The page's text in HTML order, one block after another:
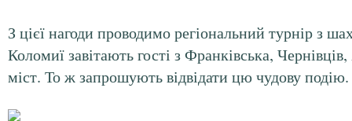
З цієї нагоди проводимо регіональний турнір з
Коломиї завітають гості з Франківська,
міст. То ж запрошують відвідати цю чудову подію.